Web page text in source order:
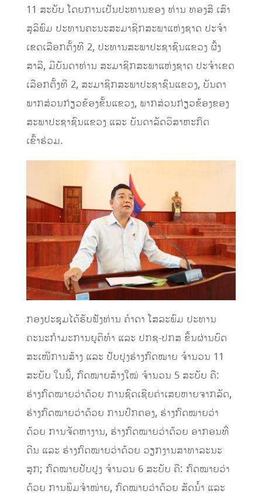
11 ສະບັບ ໂດຍການເປັນປະທານຂອງ ທ່ານ ທອງສີ ເສົາ
ສຸລິພົມ ປະທານຄະນະສະມາຊິກສະພາແຫ່ງຊາດ ປະຈໍາ
ເຂດເລືອກຕັ້ງທີ 2, ປະທານສະພາປະຊາຊົນແຂວງ ຜົ້ງ
ສາລີ, ມີບັນດາທ່ານ ສະມາຊິກສະພາແຫ່ງຊາດ ປະຈໍາເຂດ
ເລືອກຕັ້ງທີ 2, ສະມາຊິກສະພາປະຊາຊົນແຂວງ, ບັນດາ
ພາກສ່ວນກ່ຽວຂ້ອງຂັ້ນແຂວງ, ພາກສ່ວນກ່ຽວຂ້ອງຂອງ
ສະພາປະຊາຊົນແຂວງ ແລະ ບັນດາລັດວິສາຫະກິດ
ເຂົ້າຮ່ວມ.
ກອງປະຊຸມໄດ້ຮັບຟັງທ່ານ ຄໍາດາ ໂສລະພົມ ປະທານ
ຄະນະກໍາມະການຍຸຕິທໍາ ແລະ ປກຊ-ປກສ ຂຶ້ນຜ່ານບົດ
ສະເໜີການສ້າງ ແລະ ປັບປຸງຮ່າງກົດໝາຍ ຈໍານວນ 11
ສະບັບ ໃນນີ້, ກົດໝາຍສ້າງໃໝ່ ຈໍານວນ 5 ສະບັບ ຄື:
ຮ່າງກົດໝາຍວ່າດ້ວຍ ການຊົດເຊີຍຄ່າເສຍຫາຍຈາກລັດ,
ຮ່າງກົດໝາຍວ່າດ້ວຍ ການປົກຄອງ, ຮ່າງກົດໝາຍວ່າ
ດ້ວຍ ການຈັດຫາງານ, ຮ່າງກົດໝາຍວ່າດ້ວຍ ອາກອນທີ່
ດີນ ແລະ ຮ່າງກົດໝາຍວ່າດ້ວຍ ວຽກງານສາທາລະນະ
ສຸກ; ກົດໝາຍປັບປຸງ ຈໍານວນ 6 ສະບັບ ຄື: ກົດໝາຍວ່າ
ດ້ວຍ ການພິມຈໍາໜ່າຍ, ກົດໝາຍວ່າດ້ວຍ ສັດນໍ້າ ແລະ